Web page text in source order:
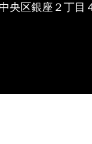
央区銀座２丁⽬